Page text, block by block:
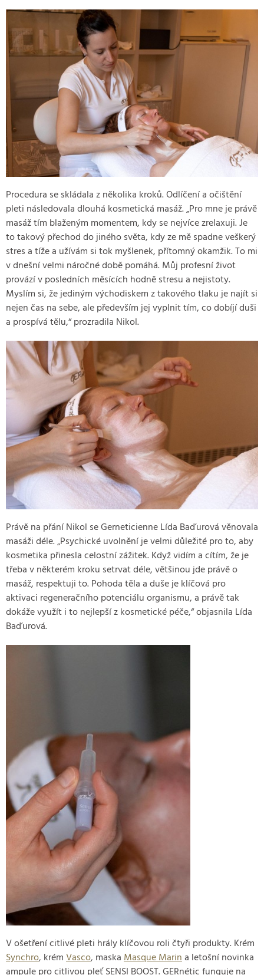
Procedura se skládala z několika kroků. Odlíčení a očištění
pleti následovala dlouhá kosmetická masáž. „Pro mne je právě
masáž tím blaženým momentem, kdy se nejvíce zrelaxuji. Je
to takový přechod do jiného světa, kdy ze mě spadne veškerý
stres a tíže a užívám si tok myšlenek, přítomný okamžik. To mi
v dnešní velmi náročné době pomáhá. Můj profesní život
provází v posledních měsících hodně stresu a nejistoty.
Myslím si, že jediným východiskem z takového tlaku je najít si
nejen čas na sebe, ale především jej vyplnit tím, co dobíjí duši
a prospívá tělu,“ prozradila Nikol.
Právě na přání Nikol se Gerneticienne Lída Baďurová věnovala
masáži déle. „Psychické uvolnění je velmi důležité pro to, aby
kosmetika přinesla celostní zážitek. Když vidím a cítím, že je
třeba v některém kroku setrvat déle, většinou jde právě o
masáž, respektuji to. Pohoda těla a duše je klíčová pro
aktivaci regeneračního potenciálu organismu, a právě tak
dokáže využít i to nejlepší z kosmetické péče,“ objasnila Lída
Baďurová.
V ošetření citlivé pleti hrály klíčovou roli čtyři produkty. Krém
Synchro, krémVasco, maskaMasque Marina letošní novinka